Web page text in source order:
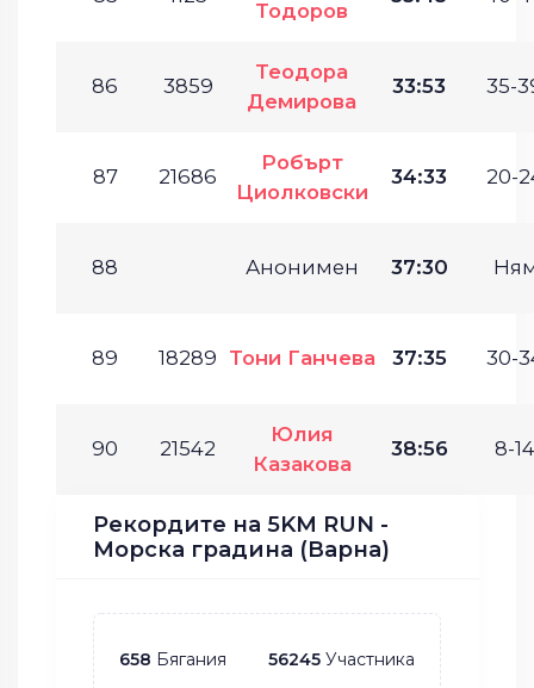
Тодоров
86 3859
Теодора
Демирова
33:53 35-
87 21686
Робърт
Циолковски
34:33 20-
88 Анонимен 37:30
89 18289 Тони Ганчева 37:35 30-
90 21542
Юлия
Казакова
38:56 8-
Рекордите на 5KM RUN -
Морска градина (Варна)
658 Бягания 56245 Участника